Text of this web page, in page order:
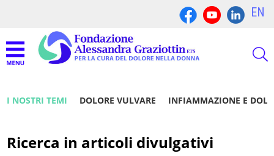
EN
I NOSTRI TEMI DOLORE VULVARE INFIAMMAZIONE E
Ricerca in articoli divulgativi